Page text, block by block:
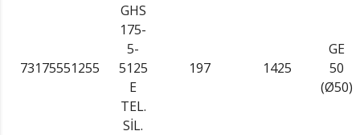
73175551255
GHS
175-
5-
5125
E
TEL.
SİL.
197 1425
GE
50
(Ø50)